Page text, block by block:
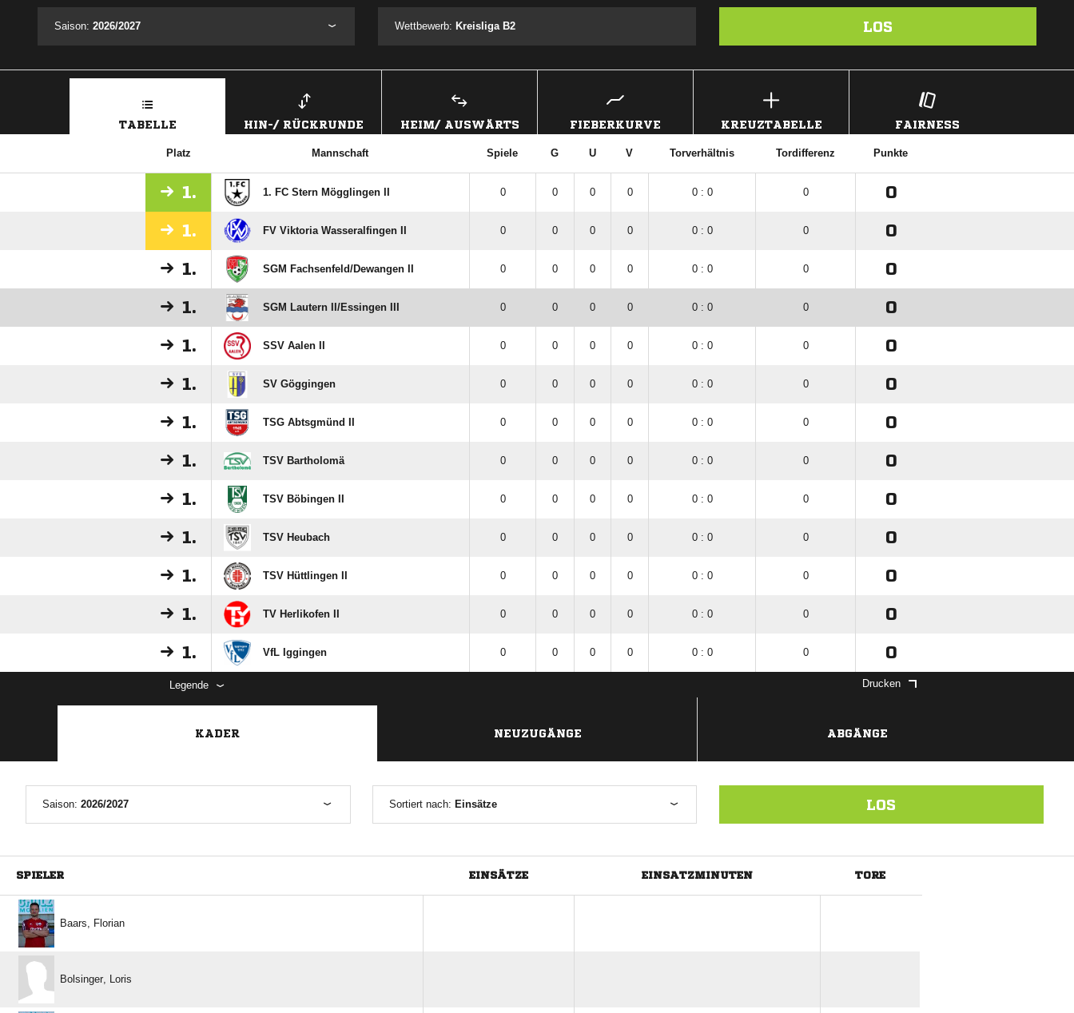
Saison: 2026/2027 Wettbewerb: Kreisliga B2 LOS
TABELLE HIN-/ RÜCKRUNDE HEIM/ AUSWÄRTS FIEBERKURVE KREUZTABELLE FAIRNESS
Platz Mannschaft Spiele G U V Torverhältnis Tordifferenz Punkte
1. 1. FC Stern Mögglingen II 0 0 0 0 0 : 0 0 0
1. FV Viktoria Wasseralfingen II 0 0 0 0 0 : 0 0 0
1. SGM Fachsenfeld/​Dewangen II 0 0 0 0 0 : 0 0 0
1. SGM Lautern II/​Essingen III 0 0 0 0 0 : 0 0 0
1. SSV Aalen II 0 0 0 0 0 : 0 0 0
1. SV Göggingen 0 0 0 0 0 : 0 0 0
1. TSG Abtsgmünd II 0 0 0 0 0 : 0 0 0
1. TSV Bartholomä 0 0 0 0 0 : 0 0 0
1. TSV Böbingen II 0 0 0 0 0 : 0 0 0
1. TSV Heubach 0 0 0 0 0 : 0 0 0
1. TSV Hüttlingen II 0 0 0 0 0 : 0 0 0
1. TV Herlikofen II 0 0 0 0 0 : 0 0 0
1. VfL Iggingen 0 0 0 0 0 : 0 0 0
Legende Drucken
KADER NEUZUGÄNGE ABGÄNGE
Saison: 2026/2027 Sortiert nach: Einsätze LOS
SPIELER EINSÄTZE EINSATZMINUTEN TORE
 
 